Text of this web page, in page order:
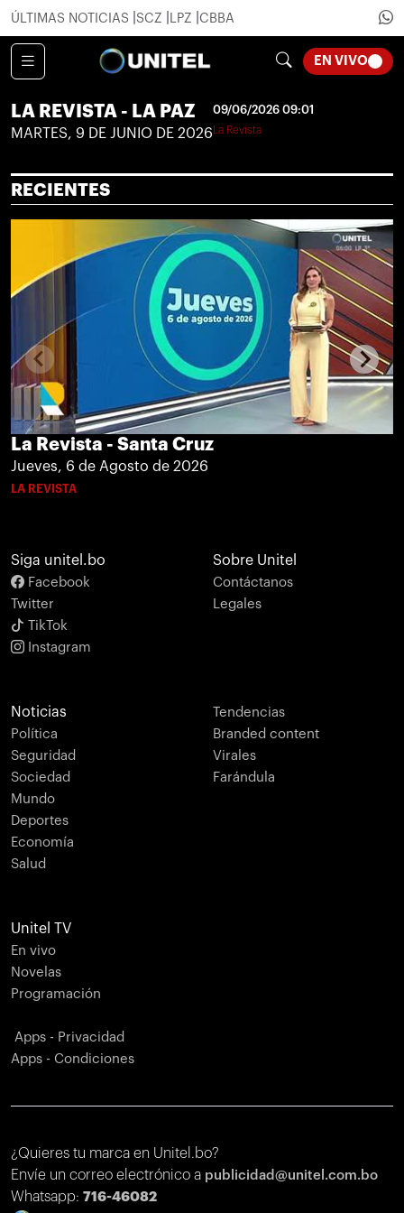
ÚLTIMAS NOTICIAS SCZ LPZ CBBA
EN VIVO
LA REVISTA - LA PAZ
MARTES, 9 DE JUNIO DE 2026
09/06/2026 09:01
La Revista
RECIENTES
La Revista - Santa Cruz
Jueves, 6 de Agosto de 2026
LA REVISTA
Siga unitel.bo
Facebook
Twitter
TikTok
Instagram
Sobre Unitel
Contáctanos
Legales
Noticias
Política
Seguridad
Sociedad
Mundo
Deportes
Economía
Salud
Tendencias
Branded content
Virales
Farándula
Unitel TV
En vivo
Novelas
Programación
Apps - Privacidad
Apps - Condiciones
¿Quieres tu marca en Unitel.bo?
Envíe un correo electrónico a publicidad@unitel.com.bo
Whatsapp: 716-46082